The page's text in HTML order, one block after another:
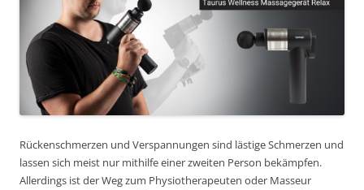
Rückenschmerzen und Verspannungen sind lästige Schmerzen und
lassen sich meist nur mithilfe einer zweiten Person bekämpfen.
Allerdings ist der Weg zum Physiotherapeuten oder Masseur